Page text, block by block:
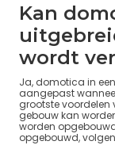
Kan
wordt
Ja, domotica in
aangepast
grootste voordelen
gebouw kan
worden
opgebouwd,